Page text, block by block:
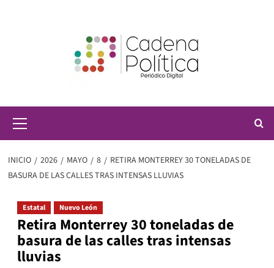
principal
INICIO 2026 MAYO 8
RETIRA MONTERREY 30 TONELADAS DE
BASURA DE LAS CALLES TRAS INTENSAS LLUVIAS
Estatal Nuevo León
Retira Monterrey 30 toneladas de
basura de las calles tras intensas
lluvias